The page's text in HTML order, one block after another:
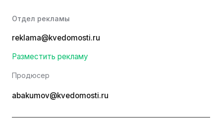
Отдел рекламы
reklama@kvedomosti.ru
Разместить рекламу
Продюсер
abakumov@kvedomosti.ru